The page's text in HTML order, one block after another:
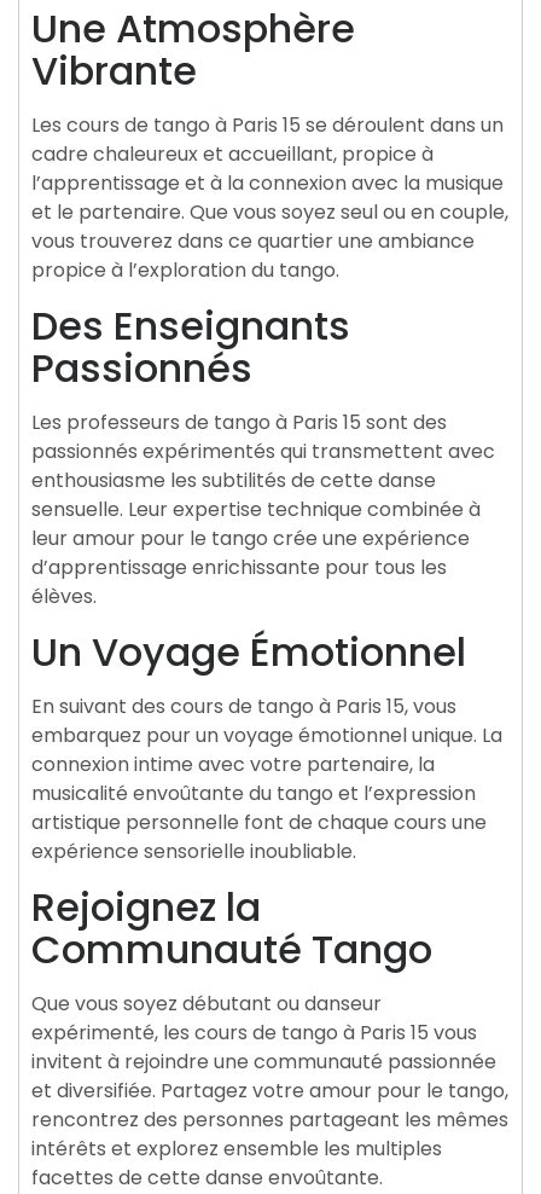
Une Atmosphère
Vibrante
Les cours de tango à Paris 15 se déroulent dans un
cadre chaleureux et accueillant, propice à
l’apprentissage et à la connexion avec la musique
et le partenaire. Que vous soyez seul ou en couple,
vous trouverez dans ce quartier une ambiance
propice à l’exploration du tango.
Des Enseignants
Passionnés
Les professeurs de tango à Paris 15 sont des
passionnés expérimentés qui transmettent avec
enthousiasme les subtilités de cette danse
sensuelle. Leur expertise technique combinée à
leur amour pour le tango crée une expérience
d’apprentissage enrichissante pour tous les
élèves.
Un Voyage Émotionnel
En suivant des cours de tango à Paris 15, vous
embarquez pour un voyage émotionnel unique. La
connexion intime avec votre partenaire, la
musicalité envoûtante du tango et l’expression
artistique personnelle font de chaque cours une
expérience sensorielle inoubliable.
Rejoignez la
Communauté Tango
Que vous soyez débutant ou danseur
expérimenté, les cours de tango à Paris 15 vous
invitent à rejoindre une communauté passionnée
et diversifiée. Partagez votre amour pour le tango,
rencontrez des personnes partageant les mêmes
intérêts et explorez ensemble les multiples
facettes de cette danse envoûtante.